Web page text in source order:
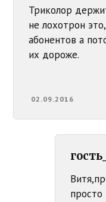
Триколор
не лохотрон
абонентов а
их дороже.
02.09.2016
просто